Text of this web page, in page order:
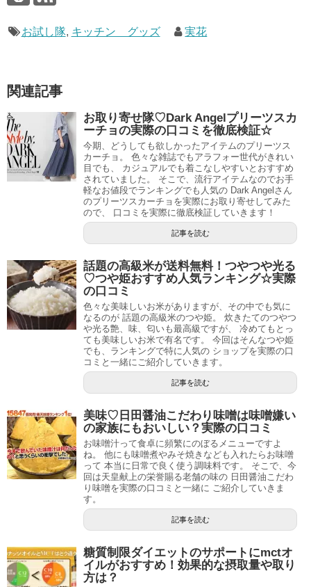
お試し隊, キッチン グッズ 実花
関連記事
お取り寄せ隊♡Dark Angelプリーツスカ
ーチョの実際の口コミを徹底検証☆
今期、どうしても欲しかったアイテムのプリーツス
カーチョ。 色々な雑誌でもアラフォー世代がきれい
目でも、 カジュアルでも着こなしやすいとおすすめ
されていました。 そこで、流行アイテムなのでお手
軽なお値段でランキングでも人気の Dark Angelさん
のプリーツスカーチョを実際にお取り寄せしてみた
ので、 口コミを実際に徹底検証していきます！
記事を読む
話題の高級米が送料無料！つやつや光る
♡つや姫おすすめ人気ランキング☆実際
の口コミ
色々な美味しいお米がありますが、その中でも気に
なるのが 話題の高級米のつや姫。 炊きたてのつやつ
や光る艶、味、匂いも最高級ですが、 冷めてもとっ
ても美味しいお米で有名です。 今回はそんなつや姫
でも、ランキングで特に人気の ショップを実際の口
コミと一緒にご紹介していきます。
記事を読む
美味♡日田醤油こだわり味噌は味噌嫌い
の家族にもおいしい？実際の口コミ
お味噌汁って食卓に頻繁にのぼるメニューですよ
ね。 他にも味噌煮やみそ焼きなども入れたらお味噌
って 本当に日常で良く使う調味料です。 そこで、今
回は天皇献上の栄誉賜る老舗の味の 日田醤油こだわ
り味噌を実際の口コミと一緒に ご紹介していきま
す。
記事を読む
糖質制限ダイエットのサポートにmctオ
イルがおすすめ！効果的な摂取量や取り
方は？